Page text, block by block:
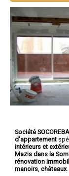
Société
d'appartement
intérieurs et
Mazis dans la
rénovation
manoirs châteaux.